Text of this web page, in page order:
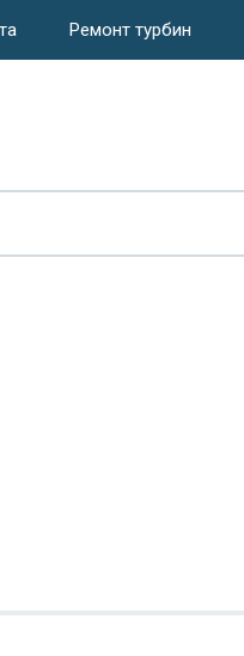
Ремонт турбин